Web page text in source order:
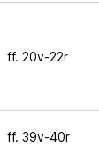
ff. 20v-22r
ff. 39v-40r